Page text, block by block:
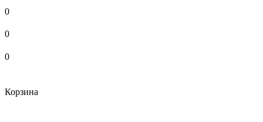
0
0
0
Корзина